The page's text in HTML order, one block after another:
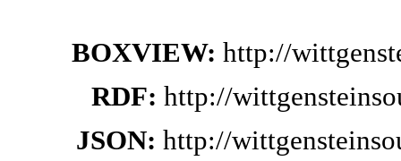
BOXVIEW: http://
RDF: http://
JSON: http://